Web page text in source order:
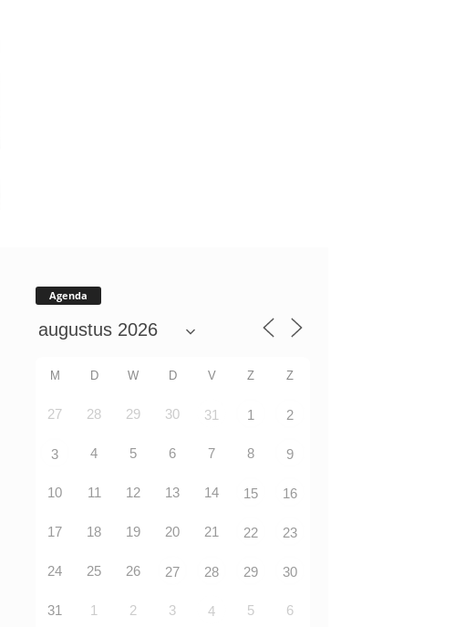
Agenda
M D W D V Z Z
27 28 29 30 31 1 2
3 4 5 6 7 8 9
10 11 12 13 14 15 16
17 18 19 20 21 22 23
24 25 26 27 28 29 30
31 1 2 3 4 5 6